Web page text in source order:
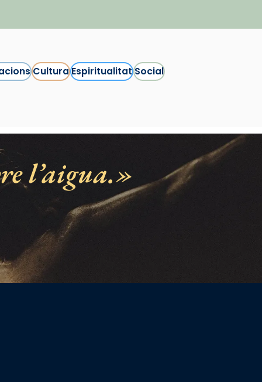
CulturaEspiritualitatSocial
l’aigua.